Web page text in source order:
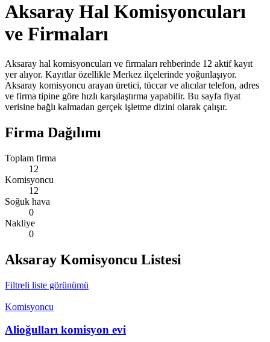
Aksaray Hal Komisyoncuları
ve Firmaları
Aksaray hal komisyoncuları ve firmaları rehberinde 12 aktif kayıt
yer alıyor. Kayıtlar özellikle Merkez ilçelerinde yoğunlaşıyor.
Aksaray komisyoncu arayan üretici, tüccar ve alıcılar telefon, adres
ve firma tipine göre hızlı karşılaştırma yapabilir. Bu sayfa fiyat
verisine bağlı kalmadan gerçek işletme dizini olarak çalışır.
Firma Dağılımı
Toplam firma
12
Komisyoncu
12
Soğuk hava
0
Nakliye
0
Aksaray Komisyoncu Listesi
Filtreli liste görünümü
Komisyoncu
Alioğulları komisyon evi